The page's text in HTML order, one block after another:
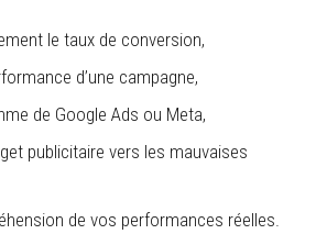
le taux de conversion,
d’une campagne,
de Google Ads ou Meta,
publicitaire vers les mauvaises
de vos performances réelles.